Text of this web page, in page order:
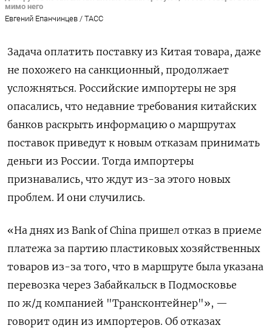
мимо него
Евгений Епанчинцев / ТАСС
Задача оплатить поставку из Китая товара, даже
не похожего на санкционный, продолжает
усложняться. Российские импортеры не зря
опасались, что недавние требования китайских
банков раскрыть информацию о маршрутах
поставок приведут к новым отказам принимать
деньги из России. Тогда импортеры
признавались, что ждут из-за этого новых
проблем. И они случились.
«На днях из Bank of China пришел отказ в приеме
платежа за партию пластиковых хозяйственных
товаров из-за того, что в маршруте была указана
перевозка через Забайкальск в Подмосковье
по ж/д компанией "Трансконтейнер"», —
говорит один из импортеров. Об отказах